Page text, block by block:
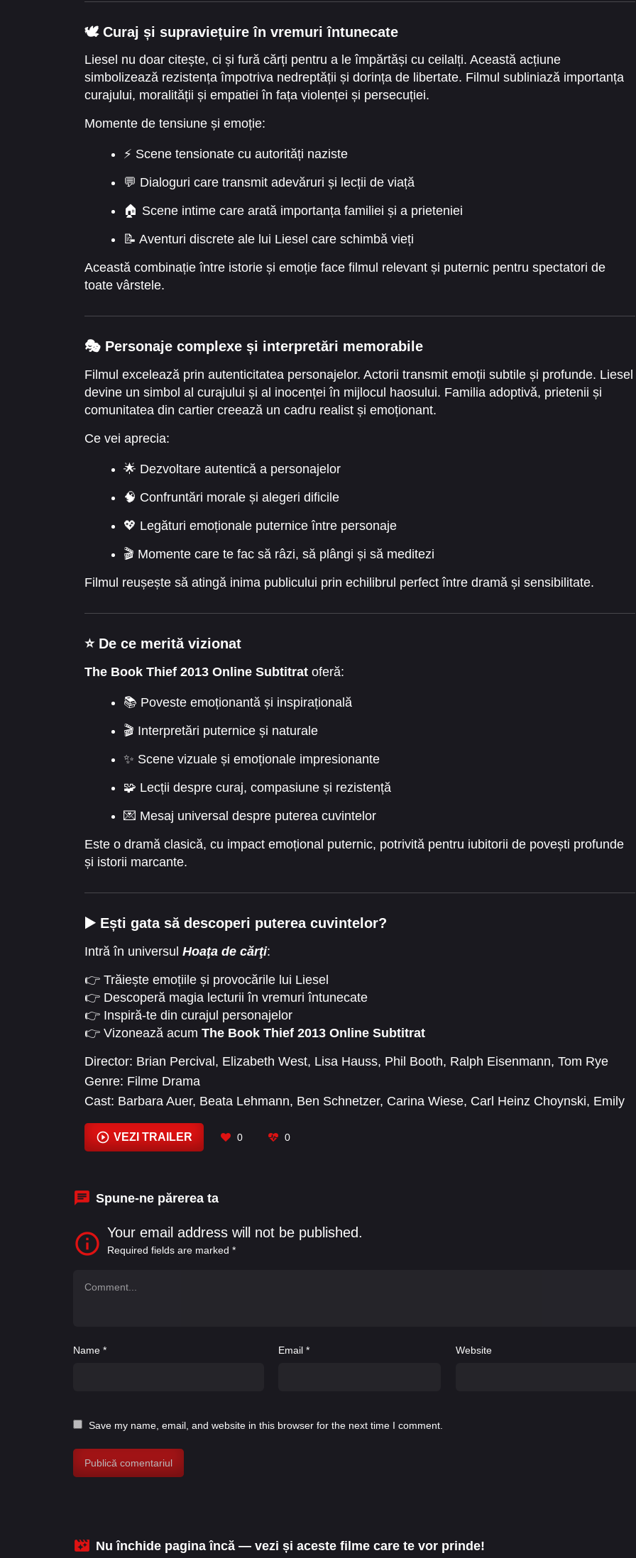
🕊️ Curaj și supraviețuire în vremuri întunecate
Liesel nu doar citește, ci și fură cărți pentru a le împărtăși cu ceilalți. Această acțiune
simbolizează rezistența împotriva nedreptății și dorința de libertate. Filmul subliniază importanța
curajului, moralității și empatiei în fața violenței și persecuției.
Momente de tensiune și emoție:
⚡ Scene tensionate cu autorități naziste
💬 Dialoguri care transmit adevăruri și lecții de viață
🏠 Scene intime care arată importanța familiei și a prieteniei
📝 Aventuri discrete ale lui Liesel care schimbă vieți
Această combinație între istorie și emoție face filmul relevant și puternic pentru spectatori de
toate vârstele.
🎭 Personaje complexe și interpretări memorabile
Filmul excelează prin autenticitatea personajelor. Actorii transmit emoții subtile și profunde. Liesel
devine un simbol al curajului și al inocenței în mijlocul haosului. Familia adoptivă, prietenii și
comunitatea din cartier creează un cadru realist și emoționant.
Ce vei aprecia:
🌟 Dezvoltare autentică a personajelor
🧠 Confruntări morale și alegeri dificile
💖 Legături emoționale puternice între personaje
🎬 Momente care te fac să râzi, să plângi și să meditezi
Filmul reușește să atingă inima publicului prin echilibrul perfect între dramă și sensibilitate.
⭐ De ce merită vizionat
The Book Thief 2013 Online Subtitrat oferă:
📚 Poveste emoționantă și inspirațională
🎬 Interpretări puternice și naturale
✨ Scene vizuale și emoționale impresionante
🧩 Lecții despre curaj, compasiune și rezistență
💌 Mesaj universal despre puterea cuvintelor
Este o dramă clasică, cu impact emoțional puternic, potrivită pentru iubitorii de povești profunde
și istorii marcante.
▶️ Ești gata să descoperi puterea cuvintelor?
Intră în universul Hoaţa de cărţi:
👉 Trăiește emoțiile și provocările lui Liesel
👉 Descoperă magia lecturii în vremuri întunecate
👉 Inspiră-te din curajul personajelor
👉 Vizonează acum The Book Thief 2013 Online Subtitrat
Director: Brian Percival, Elizabeth West, Lisa Hauss, Phil Booth, Ralph Eisenmann, Tom Rye
Genre: Filme Drama
Cast: Barbara Auer, Beata Lehmann, Ben Schnetzer, Carina Wiese, Carl Heinz Choynski, Emily
Jan Andres
VEZI TRAILER 0 0
Spune-ne părerea ta
Your email address will not be published.
Required fields are marked *
Name * Email* Website
Save my name, email, and website in this browser for the next time I comment.
Nu închide pagina încă — vezi și aceste filme care te vor prinde!